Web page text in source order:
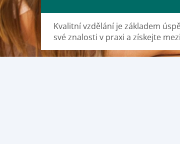
Kvalitní vzdělání je základem
své znalosti v praxi a získejte